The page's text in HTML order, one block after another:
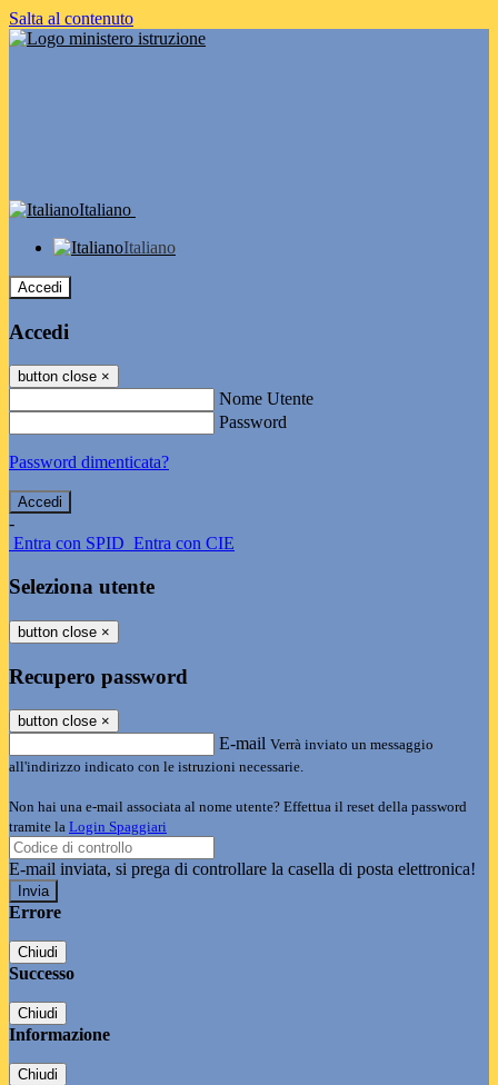
Salta al contenuto
Italiano
Italiano
Accedi
Accedi
button close ×
Nome Utente
Password
Password dimenticata?
-
Entra con SPID Entra con CIE
Seleziona utente
button close ×
Recupero password
button close ×
E-mail Verrà inviato un messaggio
all'indirizzo indicato con le istruzioni necessarie.
Non hai una e-mail associata al nome utente? Effettua il reset della password
tramite la Login Spaggiari
E-mail inviata, si prega di controllare la casella di posta elettronica!
Errore
Chiudi
Successo
Chiudi
Informazione
Chiudi